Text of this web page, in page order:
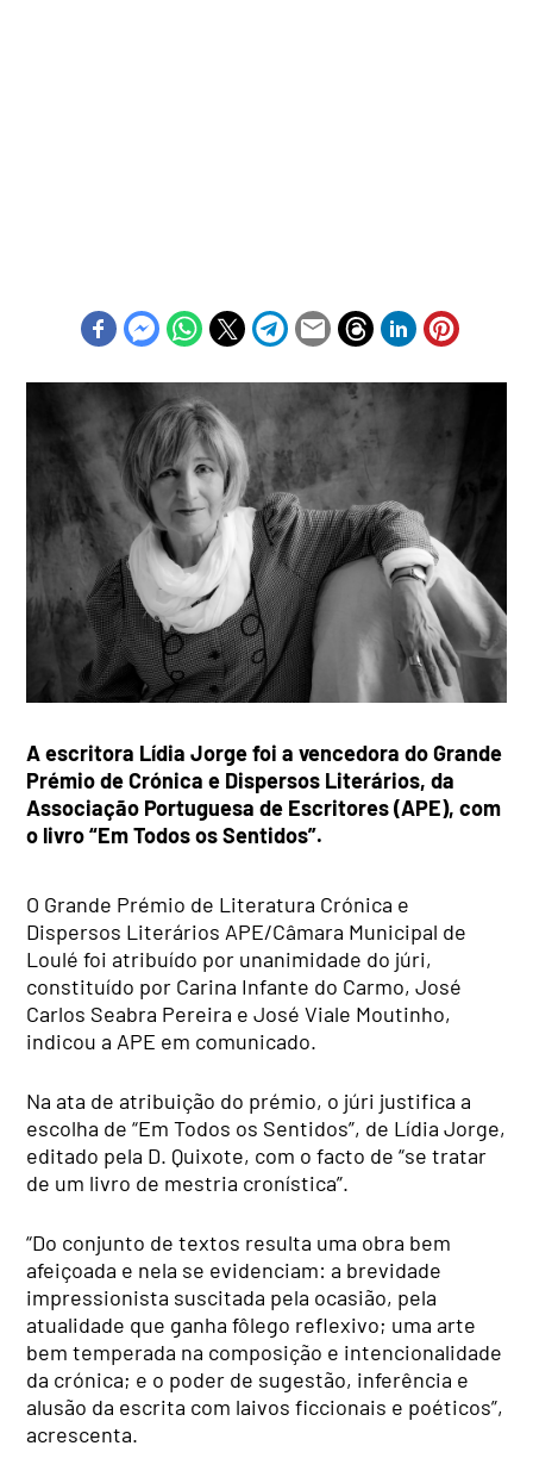
A escritora Lídia Jorge foi a vencedora do Grande
Prémio de Crónica e Dispersos Literários, da
Associação Portuguesa de Escritores (APE), com
o livro “Em Todos os Sentidos”.
O Grande Prémio de Literatura Crónica e
Dispersos Literários APE/Câmara Municipal de
Loulé foi atribuído por unanimidade do júri,
constituído por Carina Infante do Carmo, José
Carlos Seabra Pereira e José Viale Moutinho,
indicou a APE em comunicado.
Na ata de atribuição do prémio, o júri justifica a
escolha de “Em Todos os Sentidos”, de Lídia Jorge,
editado pela D. Quixote, com o facto de “se tratar
de um livro de mestria cronística”.
“Do conjunto de textos resulta uma obra bem
afeiçoada e nela se evidenciam: a brevidade
impressionista suscitada pela ocasião, pela
atualidade que ganha fôlego reflexivo; uma arte
bem temperada na composição e intencionalidade
da crónica; e o poder de sugestão, inferência e
alusão da escrita com laivos ficcionais e poéticos”,
acrescenta.